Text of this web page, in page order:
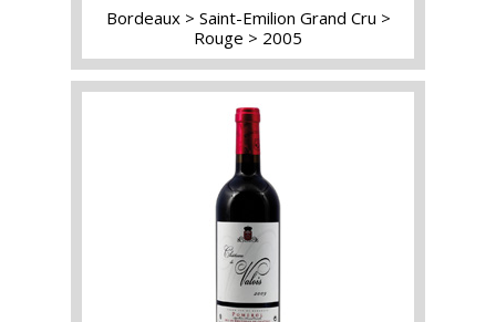
Bordeaux
Saint-Emilion Grand Cru
Rouge
2005